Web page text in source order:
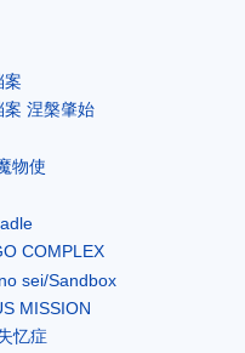
案
案 涅槃肇始
物使
COMPLEX
sei/Sandbox
MISSION
忆症